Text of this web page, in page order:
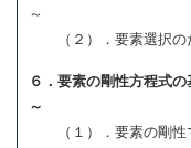
～
（２）．要素選択の
６．要素の剛性方程式
～
（１）．要素の剛性